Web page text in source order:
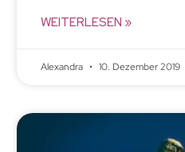
WEITERLESEN »
Alexandra 10. Dezember 2019